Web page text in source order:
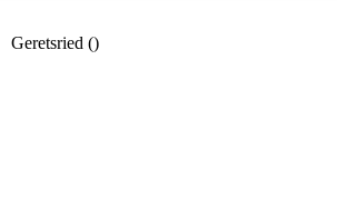
Geretsried ()